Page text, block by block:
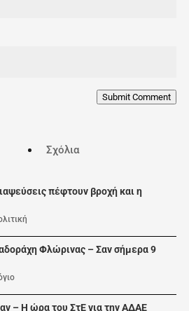
Submit Comment
Σχόλια
πέφτουν βροχή και η
Φλώρινας – Σαν σήμερα 9
– Η ώρα του ΣτΕ για την ΑΔΑΕ